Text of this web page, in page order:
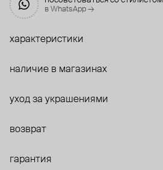
в WhatsApp →
характеристики
наличие в магазинах
уход за украшениями
возврат
гарантия